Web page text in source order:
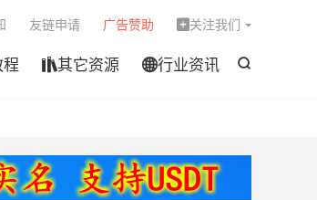

其它资源 行业资讯
友链申请 广告赞助  关注我们